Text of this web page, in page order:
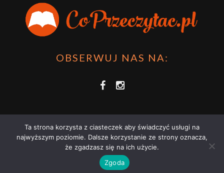
OBSERWUJ NAS NA:
COPRZECZYTAĆ.PL 2021 | STRONA WYKORZYSTUJE PLIKI COOKIES |
POLITYKĄ PRYWATNOŚCI
Ta strona korzysta z ciasteczek aby świadczyć usługi na
najwyższym poziomie. Dalsze korzystanie ze strony oznacza,
że zgadzasz się na ich użycie.
Zgoda